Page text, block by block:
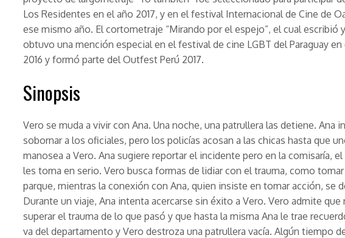
Los Residentes en el año 2017, y en el festival Internacional de Cine de
ese mismo año. El cortometraje “Mirando por el espejo”, el cual escribió
obtuvo una mención especial en el festival de cine LGBT del Paraguay en
2016 y formó parte del Outfest Perú 2017.
Sinopsis
Vero se muda a vivir con Ana. Una noche, una patrullera las detiene. Ana
sobornar a los oficiales, pero los policías acosan a las chicas hasta que
manosea a Vero. Ana sugiere reportar el incidente pero en la comisaría,
les toma en serio. Vero busca formas de lidiar con el trauma, como
parque, mientras la conexión con Ana, quien insiste en tomar acción, se
Durante un viaje, Ana intenta acercarse sin éxito a Vero. Vero admite que
superar el trauma de lo que pasó y que hasta la misma Ana le trae
va del departamento y Vero destroza una patrullera vacía. Algún tiempo